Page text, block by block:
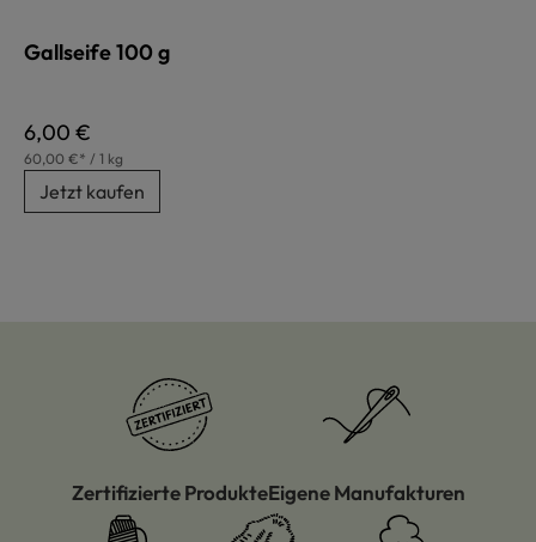
Gallseife 100 g
Regulärer Preis:
6,00 €
60,00 €* / 1 kg
Jetzt kaufen
Zertifizierte ProdukteEigene Manufakturen